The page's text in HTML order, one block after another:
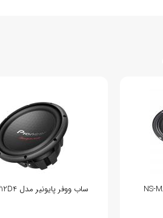
ساب ووفر پایونیر مدل TS-W312D4